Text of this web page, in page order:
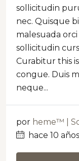
sollicitudin
nec. Quisque
malesuada
sollicitudin
Curabitur this
congue. Duis
neque...
por heme™ |
hace 10 años